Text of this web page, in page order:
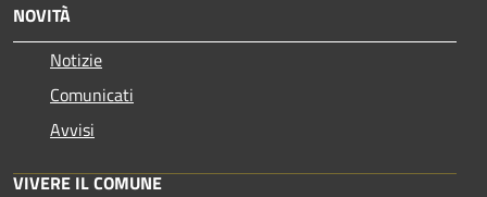
NOVITÀ
Notizie
Comunicati
Avvisi
VIVERE IL COMUNE